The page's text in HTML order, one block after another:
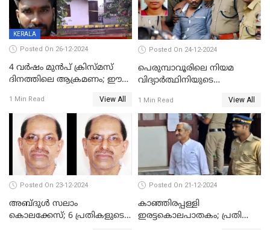
KERALA
Posted On 26-12-2024
4 വർഷം മുൻപ് ക്രിസ്മസ്
ദിനത്തിലെ ആക്രമണം; ഈ
ചോദിക്കാനെത്തി, 2 പേർ
കുത്തേറ്റു മരിച്ചു
1 Min Read View All
Posted On 24-12-2024
പെരുമ്പാവൂരിലെ നിയമ
വിദ്യാര്‍ത്ഥിനിയുടെ
അമീറുള്‍ ഇസ്ലാമിന്റെ
മനോനിലയില്‍ കുഴപ്പമില്ലെന്ന്
റിപ്പോര്‍ട്ട്
1 Min Read View All
Posted On 23-12-2024
അബ്ദുള്‍ സലാം
കൊലക്കേസ്‌; 6 പ്രതികളുടെ
Posted On 21-12-2024
കാഞ്ഞിരപ്പള്ളി
ഇരട്ടകൊലപാതകം; പ്രതി